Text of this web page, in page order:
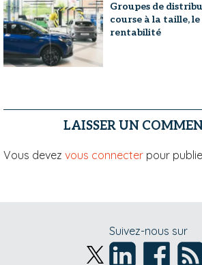
Groupes de
course à la taille, le
rentabilité
LAISSER UN
Vous devez vous connecter pour
Suivez-nous sur